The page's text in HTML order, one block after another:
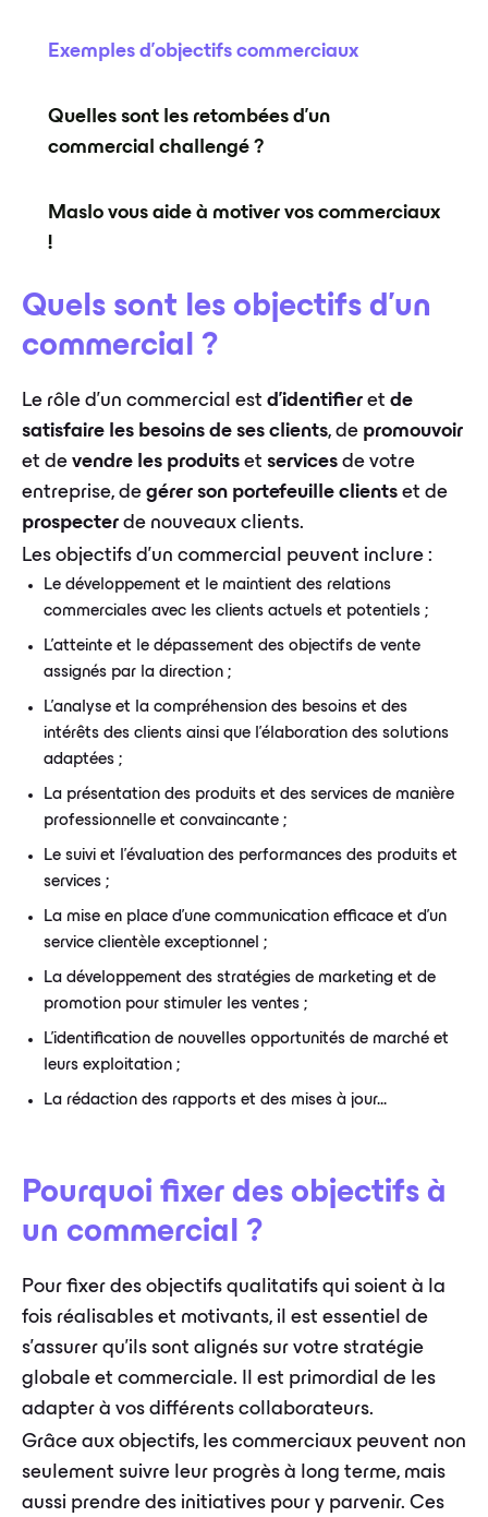
Quels sont les objectifs d'un
commercial ?
Le rôle d'un commercial est d'identifier et de
satisfaire les besoins de ses clients, de promouvoir
et de vendre les produits et services de votre
entreprise, de gérer son portefeuille clients et de
prospecter de nouveaux clients.
Les objectifs d'un commercial peuvent inclure :
Le développement et le maintient des relations
commerciales avec les clients actuels et potentiels ;
L'atteinte et le dépassement des objectifs de vente
assignés par la direction ;
L'analyse et la compréhension des besoins et des
intérêts des clients ainsi que l'élaboration des solutions
adaptées ;
La présentation des produits et des services de manière
professionnelle et convaincante ;
Le suivi et l'évaluation des performances des produits et
services ;
La mise en place d'une communication efficace et d'un
service clientèle exceptionnel ;
La développement des stratégies de marketing et de
promotion pour stimuler les ventes ;
L'identification de nouvelles opportunités de marché et
leurs exploitation ;
La rédaction des rapports et des mises à jour...
Pourquoi fixer des objectifs à
un commercial ?
Pour fixer des objectifs qualitatifs qui soient à la
fois réalisables et motivants, il est essentiel de
s'assurer qu'ils sont alignés sur votre stratégie
globale et commerciale. Il est primordial de les
adapter à vos différents collaborateurs.
Grâce aux objectifs, les commerciaux peuvent non
seulement suivre leur progrès à long terme, mais
aussi prendre des initiatives pour y parvenir. Ces
Exemples d'objectifs commerciaux
Quelles sont les retombées d'un
commercial challengé ?
Maslo vous aide à motiver vos commerciaux
!